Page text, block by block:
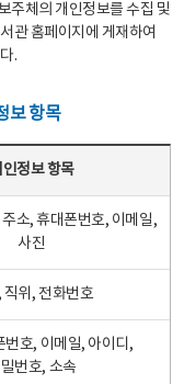
주체의 개인정보를 수집 및
관 홈페이지에 게재하여
.
보 항목
인정보 항목
소, 휴대폰번호, 이메일,
사진
직위, 전화번호
번호, 이메일, 아이디,
번호, 소속